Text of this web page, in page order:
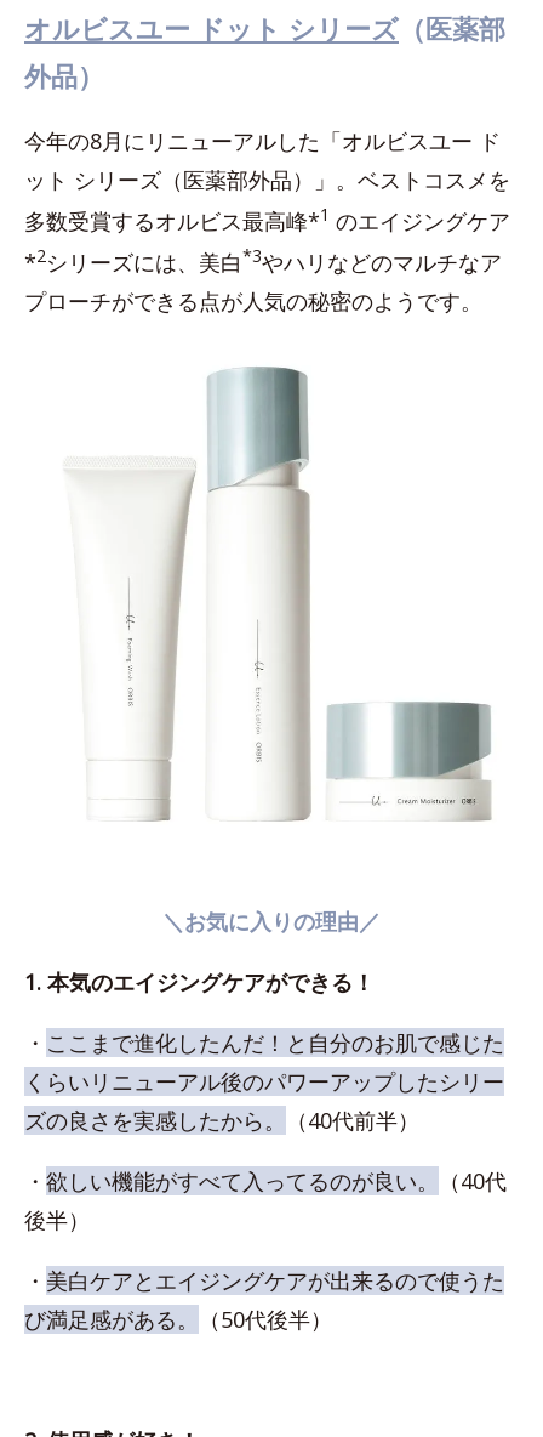
オルビスユー ドット シリーズ （医薬部
外品）
今年の8月にリニューアルした「オルビスユー ド
ット シリーズ（医薬部外品）」。ベストコスメを
多数受賞するオルビス最高峰*1 のエイジングケア
*2シリーズには、美白*3やハリなどのマルチなア
プローチができる点が人気の秘密のようです。
＼お気に入りの理由／
1. 本気のエイジングケアができる！
・ ここまで進化したんだ！と自分のお肌で感じた
くらいリニューアル後のパワーアップしたシリー
ズの良さを実感したから。
（40代前半）
・ 欲しい機能がすべて入ってるのが良い。
（40代
後半）
・ 美白ケアとエイジングケアが出来るので使うた
び満足感がある。
（50代後半）